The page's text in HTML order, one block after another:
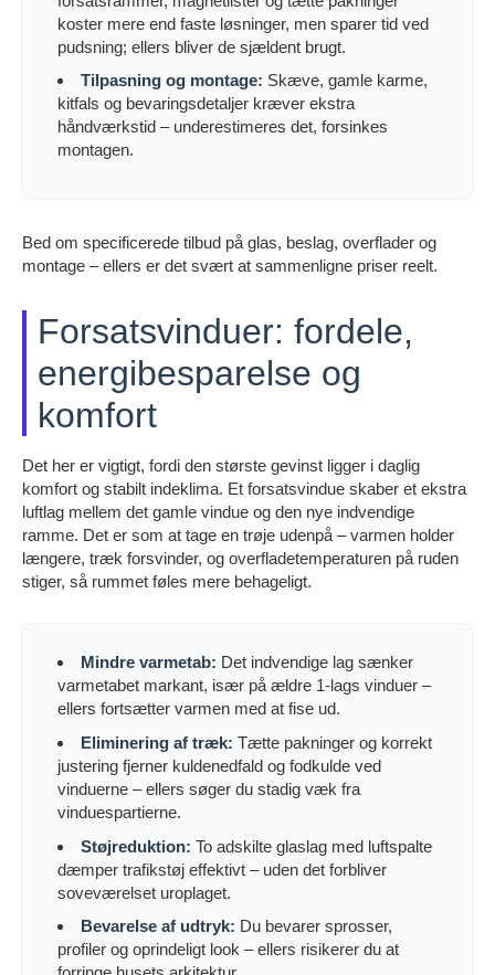
koster mere end faste løsninger, men sparer tid ved
pudsning; ellers bliver de sjældent brugt.
Tilpasning og montage: Skæve, gamle karme,
kitfals og bevaringsdetaljer kræver ekstra
håndværkstid – underestimeres det, forsinkes
montagen.
Bed om specificerede tilbud på glas, beslag, overflader og
montage – ellers er det svært at sammenligne priser reelt.
Forsatsvinduer: fordele,
energibesparelse og
komfort
Det her er vigtigt, fordi den største gevinst ligger i daglig
komfort og stabilt indeklima. Et forsatsvindue skaber et ekstra
luftlag mellem det gamle vindue og den nye indvendige
ramme. Det er som at tage en trøje udenpå – varmen holder
længere, træk forsvinder, og overfladetemperaturen på ruden
stiger, så rummet føles mere behageligt.
Mindre varmetab: Det indvendige lag sænker
varmetabet markant, især på ældre 1-lags vinduer –
ellers fortsætter varmen med at fise ud.
Eliminering af træk: Tætte pakninger og korrekt
justering fjerner kuldenedfald og fodkulde ved
vinduerne – ellers søger du stadig væk fra
vinduespartierne.
Støjreduktion: To adskilte glaslag med luftspalte
dæmper trafikstøj effektivt – uden det forbliver
soveværelset uroplaget.
Bevarelse af udtryk: Du bevarer sprosser,
profiler og oprindeligt look – ellers risikerer du at